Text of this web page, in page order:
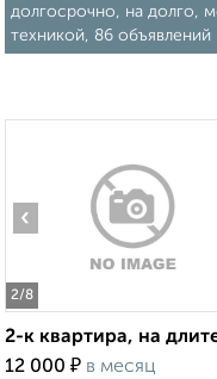
долгосрочно, на долго,
техникой, 86 объявлений
2/8
‹
2-к квартира, на
12 000 ₽ в месяц